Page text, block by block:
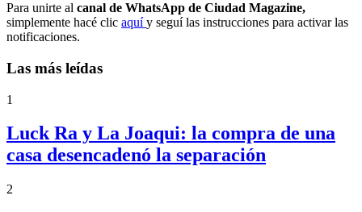
Para unirte al canal de WhatsApp de Ciudad Magazine,
simplemente hacé clic aquíy seguí las instrucciones para activar las
notificaciones.
Las más leídas
1
Luck Ra y La Joaqui: la compra de una
casa desencadenó la separación
2